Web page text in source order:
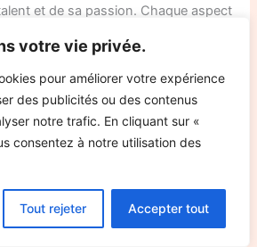
votre vie privée.
pour améliorer votre expérience
des publicités ou des contenus
notre trafic. En cliquant sur «
consentez à notre utilisation des
Tout rejeter Accepter tout
et de sa passion. Chaque aspect
à ses initiatives caritatives,
de nombreuses personnes.
vie professionnelle et vie de famille
à innover et à évoluer, il